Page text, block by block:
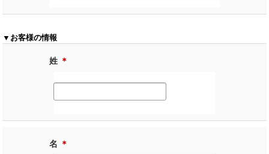
▼お客様の情報
姓 ＊
名 ＊